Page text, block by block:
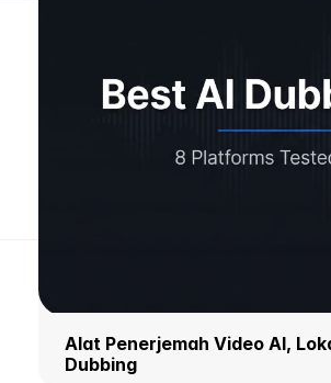
Alat Penerjemah Video AI,
Dubbing